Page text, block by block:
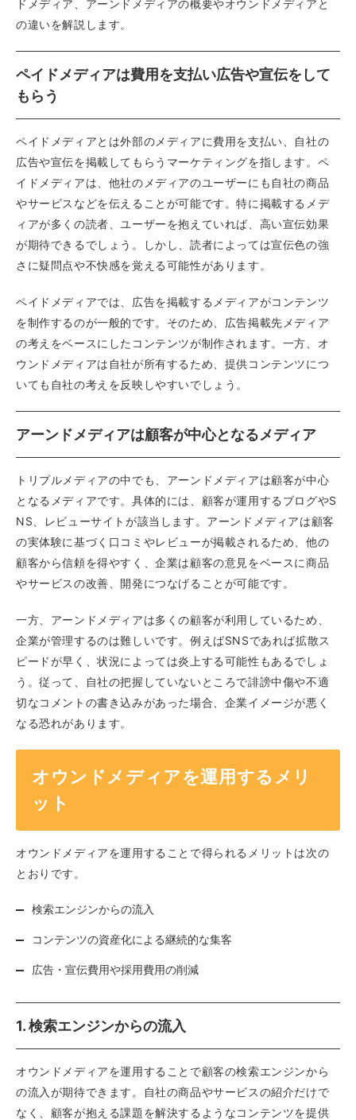
ドメディア、アーンドメディアの概要やオウンドメディアと
の違いを解説します。
ペイドメディアは費用を支払い広告や宣伝をして
もらう
ペイドメディアとは外部のメディアに費用を支払い、自社の
広告や宣伝を掲載してもらうマーケティングを指します。ペ
イドメディアは、他社のメディアのユーザーにも自社の商品
やサービスなどを伝えることが可能です。特に掲載するメデ
ィアが多くの読者、ユーザーを抱えていれば、高い宣伝効果
が期待できるでしょう。しかし、読者によっては宣伝色の強
さに疑問点や不快感を覚える可能性があります。
ペイドメディアでは、広告を掲載するメディアがコンテンツ
を制作するのが一般的です。そのため、広告掲載先メディア
の考えをベースにしたコンテンツが制作されます。一方、オ
ウンドメディアは自社が所有するため、提供コンテンツにつ
いても自社の考えを反映しやすいでしょう。
アーンドメディアは顧客が中心となるメディア
トリプルメディアの中でも、アーンドメディアは顧客が中心
となるメディアです。具体的には、顧客が運用するブログやS
NS、レビューサイトが該当します。アーンドメディアは顧客
の実体験に基づく口コミやレビューが掲載されるため、他の
顧客から信頼を得やすく、企業は顧客の意見をベースに商品
やサービスの改善、開発につなげることが可能です。
一方、アーンドメディアは多くの顧客が利用しているため、
企業が管理するのは難しいです。例えばSNSであれば拡散ス
ピードが早く、状況によっては炎上する可能性もあるでしょ
う。従って、自社の把握していないところで誹謗中傷や不適
切なコメントの書き込みがあった場合、企業イメージが悪く
なる恐れがあります。
オウンドメディアを運用するメリ
ット
オウンドメディアを運用することで得られるメリットは次の
とおりです。
検索エンジンからの流入
コンテンツの資産化による継続的な集客
広告・宣伝費用や採用費用の削減
1. 検索エンジンからの流入
オウンドメディアを運用することで顧客の検索エンジンから
の流入が期待できます。自社の商品やサービスの紹介だけで
なく、顧客が抱える課題を解決するようなコンテンツを提供